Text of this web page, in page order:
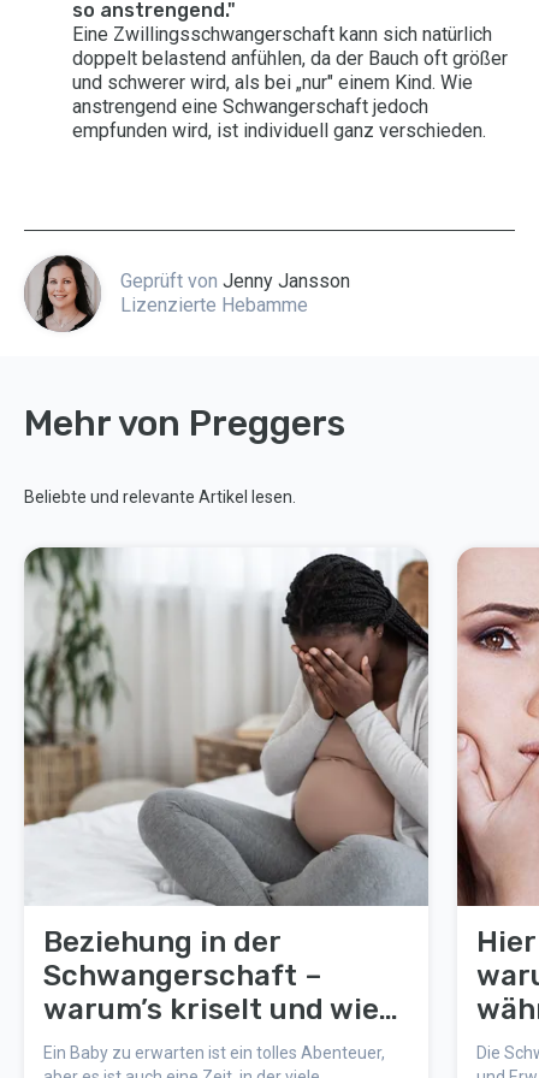
so anstrengend."
Eine Zwillingsschwangerschaft kann sich natürlich
doppelt belastend anfühlen, da der Bauch oft größer
und schwerer wird, als bei „nur" einem Kind. Wie
anstrengend eine Schwangerschaft jedoch
empfunden wird, ist individuell ganz verschieden.
Geprüft von Jenny Jansson
Lizenzierte Hebamme
Mehr von Preggers
Beliebte und relevante Artikel lesen.
Beziehung in der
Schwangerschaft –
warum’s kriselt und wie
ihr wieder zueinander
Ein Baby zu erwarten ist ein tolles Abenteuer,
Die